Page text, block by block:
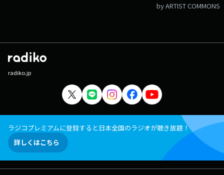
by ARTIST COMMONS
radiko.jp
ラジコプレミアムに登録すると日本全国のラジオが聴き放題！
詳しくはこちら